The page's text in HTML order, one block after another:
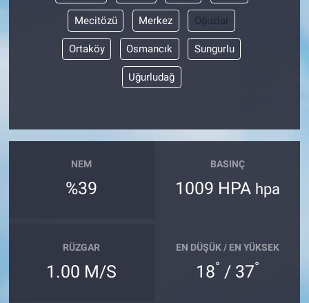
Mecitözü Merkez Oğuzlar
Ortaköy Osmancık Sungurlu
Uğurludağ
NEM
%39
BASINÇ
1009 HPA hpa
RÜZGAR
1.00 M/S
EN DÜŞÜK / EN YÜKSEK
18° / 37°